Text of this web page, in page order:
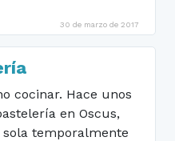
30 de marzo de 2017
cocinar. Hace unos
en Oscus,
temporalmente